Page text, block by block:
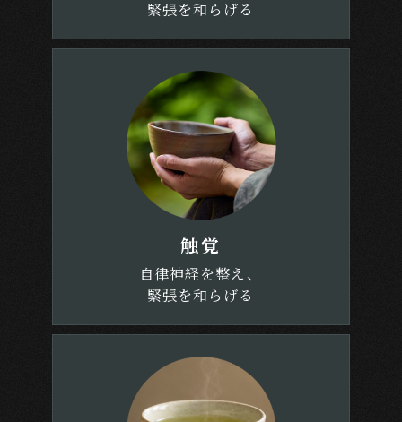
緊張を和らげる
触覚
自律神経を整え、
緊張を和らげる